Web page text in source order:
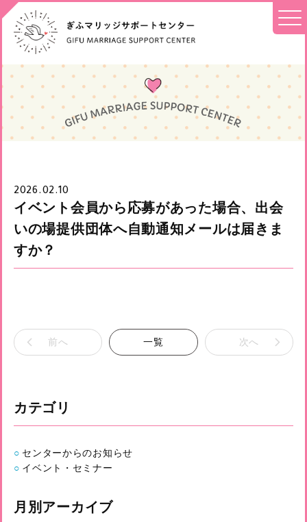
2026.02.10
イベント会員から応募があった場合、出会
いの場提供団体へ自動通知メールは届きま
すか？
前へ 一覧 次へ
カテゴリ
センターからのお知らせ
イベント・セミナー
月別アーカイブ